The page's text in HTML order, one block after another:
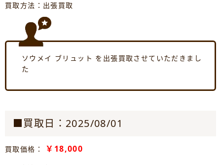
買取方法：出張買取
ソウメイ ブリュット を出張買取させていただきまし
た
■買取日：2025/08/01
買取価格： ￥18,000